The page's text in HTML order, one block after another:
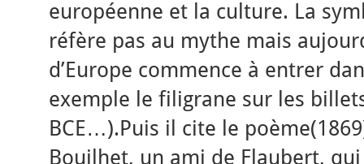
européenne et la culture. La
réfère pas au mythe mais
d’Europe commence à entrer
exemple le filigrane sur les
BCE…).Puis il cite le
Bouilhet, un ami de Flaubert,